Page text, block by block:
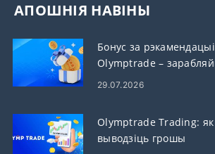
АПОШНІЯ НАВІНЫ
Бонус за
Olymptrade –
камісіі за рэкамендацый
29.07.2026
Olymptrade Trading: як
выводзіць грошы